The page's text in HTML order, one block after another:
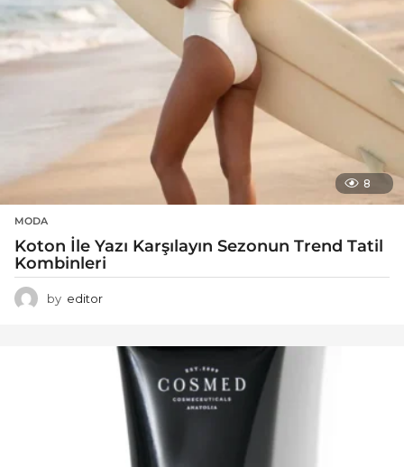
8
MODA
Koton İle Yazı Karşılayın Sezonun Trend Tatil
Kombinleri
by editor